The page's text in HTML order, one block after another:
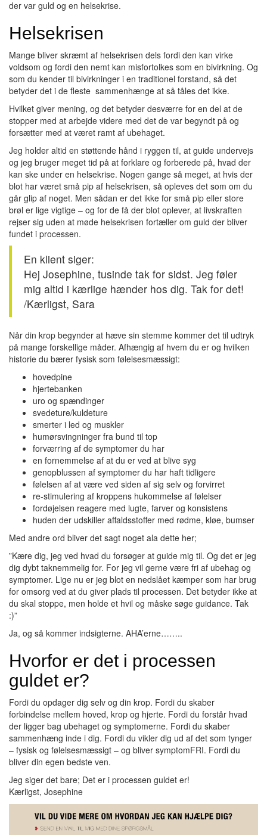
der var guld og en helsekrise.
Helsekrisen
Mange bliver skræmt af helsekrisen dels fordi den kan virke
voldsom og fordi den nemt kan misfortolkes som en bivirkning. Og
som du kender til bivirkninger i en traditionel forstand, så det
betyder det i de fleste sammenhænge at så tåles det ikke.
Hvilket giver mening, og det betyder desværre for en del at de
stopper med at arbejde videre med det de var begyndt på og
forsætter med at været ramt af ubehaget.
Jeg holder altid en støttende hånd i ryggen til, at guide undervejs
og jeg bruger meget tid på at forklare og forberede på, hvad der
kan ske under en helsekrise. Nogen gange så meget, at hvis der
blot har været små pip af helsekrisen, så opleves det som om du
går glip af noget. Men sådan er det ikke for små pip eller store
brøl er lige vigtige – og for de få der blot oplever, at livskraften
rejser sig uden at møde helsekrisen fortæller om guld der bliver
fundet i processen.
En klient siger:
Hej Josephine, tusinde tak for sidst. Jeg føler
mig altid i kærlige hænder hos dig. Tak for det!
/Kærligst, Sara
Når din krop begynder at hæve sin stemme kommer det til udtryk
på mange forskellige måder. Afhængig af hvem du er og hvilken
historie du bærer fysisk som følelsesmæssigt:
hovedpine
hjertebanken
uro og spændinger
svedeture/kuldeture
smerter i led og muskler
humørsvingninger fra bund til top
forværring af de symptomer du har
en fornemmelse af at du er ved at blive syg
genopblussen af symptomer du har haft tidligere
følelsen af at være ved siden af sig selv og forvirret
re-stimulering af kroppens hukommelse af følelser
fordøjelsen reagere med lugte, farver og konsistens
huden der udskiller affaldsstoffer med rødme, kløe, bumser
Med andre ord bliver det sagt noget ala dette her;
”Kære dig, jeg ved hvad du forsøger at guide mig til. Og det er jeg
dig dybt taknemmelig for. For jeg vil gerne være fri af ubehag og
symptomer. Lige nu er jeg blot en nedslået kæmper som har brug
for omsorg ved at du giver plads til processen. Det betyder ikke at
du skal stoppe, men holde et hvil og måske søge guidance. Tak
:)”
Ja, og så kommer indsigterne. AHA’erne……..
Hvorfor er det i processen
guldet er?
Fordi du opdager dig selv og din krop. Fordi du skaber
forbindelse mellem hoved, krop og hjerte. Fordi du forstår hvad
der ligger bag ubehaget og symptomerne. Fordi du skaber
sammenhæng inde i dig. Fordi du vikler dig ud af det som tynger
– fysisk og følelsesmæssigt – og bliver symptomFRI. Fordi du
bliver din egen bedste ven.
Jeg siger det bare; Det er i processen guldet er!
Kærligst, Josephine